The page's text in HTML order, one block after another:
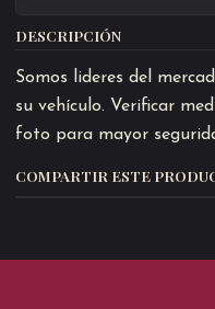
DESCRIPCIÓN
Somos lideres del
su vehículo. Verificar
foto para mayor
COMPARTIR ESTE